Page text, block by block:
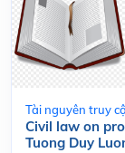
Tài nguyên truy
Civil law on
Tuong Duy